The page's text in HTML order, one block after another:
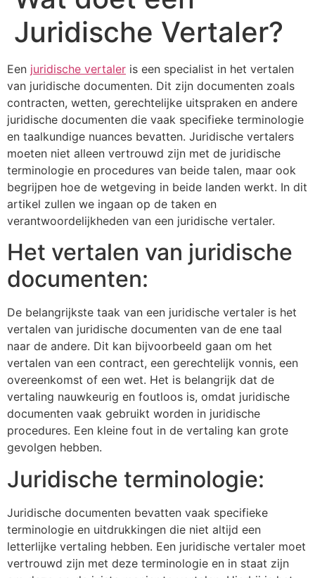
Juridische Vertaler?
Een juridische vertaler is een specialist in het vertalen
van juridische documenten. Dit zijn documenten zoals
contracten, wetten, gerechtelijke uitspraken en andere
juridische documenten die vaak specifieke terminologie
en taalkundige nuances bevatten. Juridische vertalers
moeten niet alleen vertrouwd zijn met de juridische
terminologie en procedures van beide talen, maar ook
begrijpen hoe de wetgeving in beide landen werkt. In dit
artikel zullen we ingaan op de taken en
verantwoordelijkheden van een juridische vertaler.
Het vertalen van juridische
documenten:
De belangrijkste taak van een juridische vertaler is het
vertalen van juridische documenten van de ene taal
naar de andere. Dit kan bijvoorbeeld gaan om het
vertalen van een contract, een gerechtelijk vonnis, een
overeenkomst of een wet. Het is belangrijk dat de
vertaling nauwkeurig en foutloos is, omdat juridische
documenten vaak gebruikt worden in juridische
procedures. Een kleine fout in de vertaling kan grote
gevolgen hebben.
Juridische terminologie:
Juridische documenten bevatten vaak specifieke
terminologie en uitdrukkingen die niet altijd een
letterlijke vertaling hebben. Een juridische vertaler moet
vertrouwd zijn met deze terminologie en in staat zijn